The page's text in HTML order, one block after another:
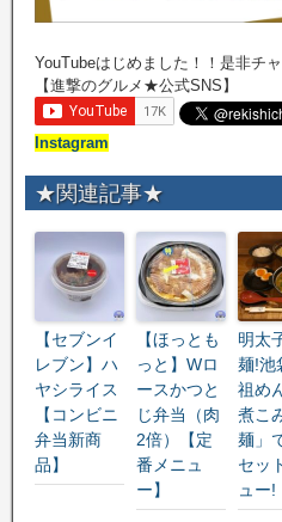
YouTubeはじめました！！是非チ
【進撃のグルメ★公式SNS】
Instagram
★関連記事★
【セブンイ
レブン】ハ
ヤシライス
【コンビニ
弁当新商
品】
【ほっとも
っと】Wロ
ースかつと
じ弁当（肉
2倍）【定
番メニュ
ー】
明太
麺!池
祖め
煮こ
麺」
セッ
ュー!